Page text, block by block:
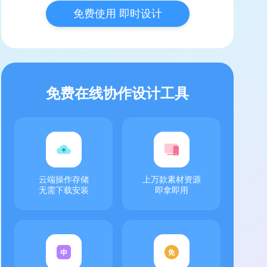
免费使用 即时设计
免费在线协作设计工具
云端操作存储
无需下载安装
上万款素材资源
即拿即用